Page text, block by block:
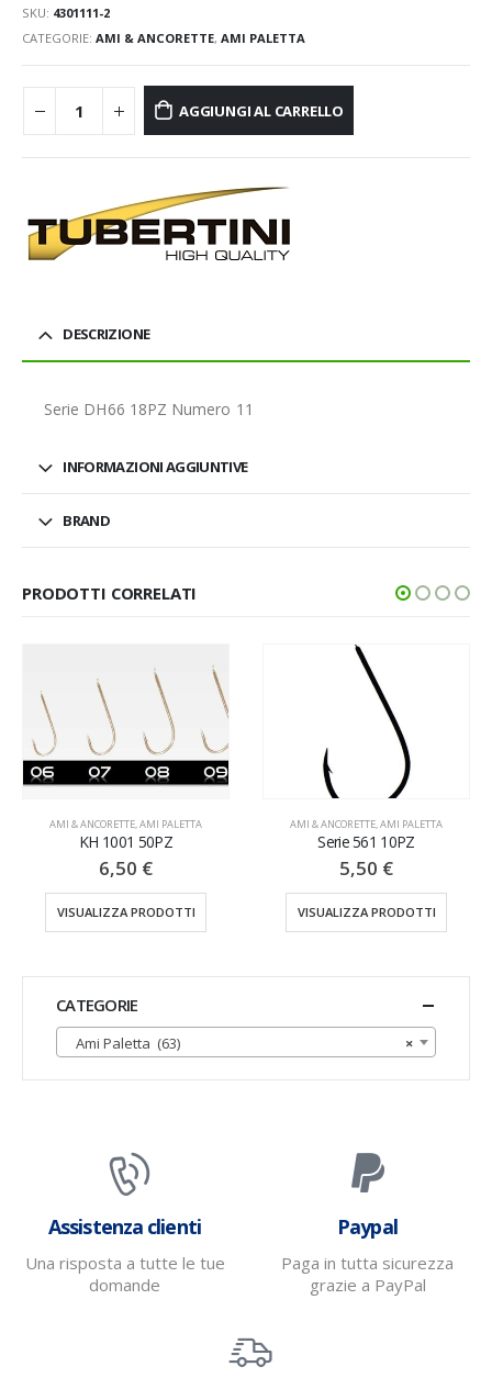
SKU: 4301111-2
CATEGORIE: AMI & ANCORETTE, AMI PALETTA
AGGIUNGI AL CARRELLO
DESCRIZIONE
Serie DH66 18PZ Numero 11
INFORMAZIONI AGGIUNTIVE
BRAND
PRODOTTI CORRELATI
AMI & ANCORETTE,AMI PALETTA
KH 1001 50PZ
6,50 €
VISUALIZZA PRODOTTI
AMI & ANCORETTE,AMI PALETTA
Serie 561 10PZ
5,50 €
VISUALIZZA PRODOTTI
CATEGORIE
×
Ami Paletta (63)
Assistenza clienti
Una risposta a tutte le tue
domande
Paypal
Paga in tutta sicurezza
grazie a PayPal